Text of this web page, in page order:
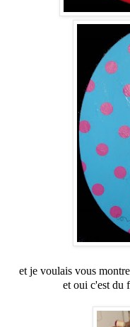
et je voulais vous
et oui c'est du